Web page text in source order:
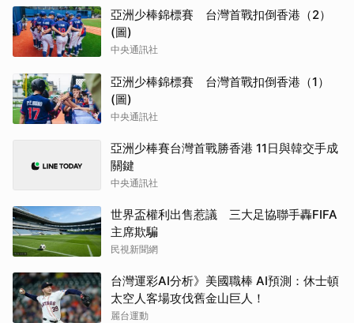
亞洲少棒錦標賽 台灣首戰扣倒香港（2）
(圖)
中央通訊社
亞洲少棒錦標賽 台灣首戰扣倒香港（1）
(圖)
中央通訊社
亞洲少棒賽台灣首戰勝香港 11日與韓交手成
關鍵
中央通訊社
世界盃權利出售惹議 三大足協聯手轟FIFA
主席欺騙
民視新聞網
台灣運彩AI分析》美國職棒 AI預測：休士頓
太空人客場攻伐舊金山巨人！
麗台運動